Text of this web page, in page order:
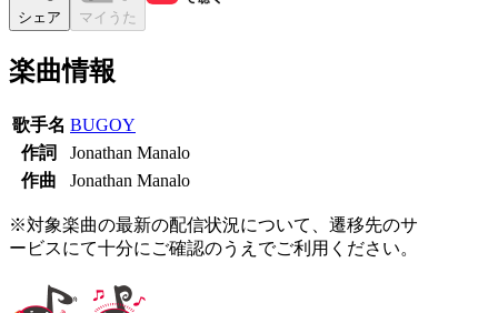
シェア マイうた
楽曲情報
歌手名 BUGOY
作詞
Jonathan Manalo
作曲
Jonathan Manalo
※対象楽曲の最新の配信状況について、遷移先のサ
ービスにて十分にご確認のうえでご利用ください。